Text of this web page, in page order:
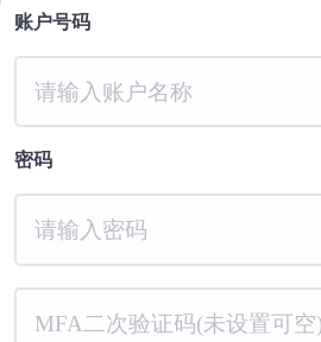
账户号码
密码